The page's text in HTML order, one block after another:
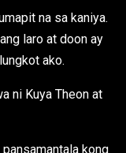
na sa kaniya.
laro at doon ay
ako.
ni Kuya Theon at
kong